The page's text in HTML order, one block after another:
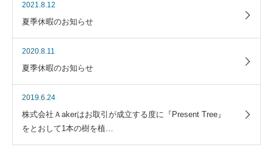
2021.8.12
夏季休暇のお知らせ
2020.8.11
夏季休暇のお知らせ
2019.6.24
株式会社Ａakerはお取引が成立する度に『Present Tree』
をとおして1本の樹を植…